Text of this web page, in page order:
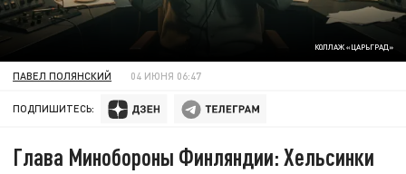
КОЛЛАЖ «ЦАРЬГРАД»
ПАВЕЛ ПОЛЯНСКИЙ 04 ИЮНЯ 06:47
ПОДПИШИТЕСЬ:
Глава Минобороны Финляндии: Хельсинки